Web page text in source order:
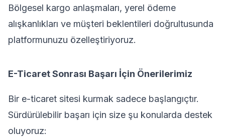
Bölgesel kargo anlaşmaları, yerel ödeme
alışkanlıkları ve müşteri beklentileri doğrultusunda
platformunuzu özelleştiriyoruz.
E-Ticaret Sonrası Başarı İçin Önerilerimiz
Bir e-ticaret sitesi kurmak sadece başlangıçtır.
Sürdürülebilir başarı için size şu konularda destek
oluyoruz: